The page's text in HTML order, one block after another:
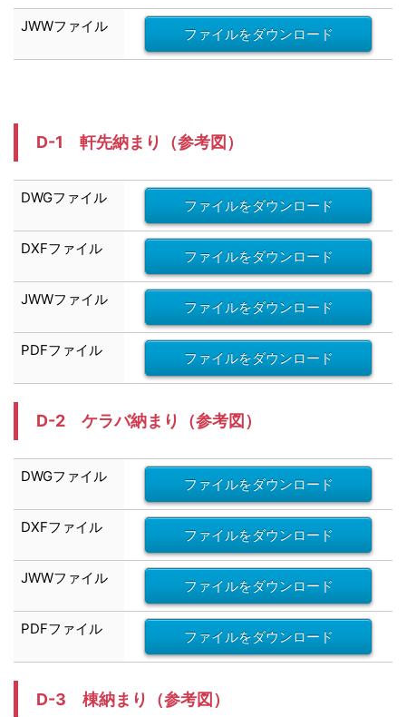
JWWファイル ファイルをダウンロード
D-1 軒先納まり （参考図）
DWGファイル ファイルをダウンロード
DXFファイル ファイルをダウンロード
JWWファイル ファイルをダウンロード
PDFファイル ファイルをダウンロード
D-2 ケラバ納まり （参考図）
DWGファイル ファイルをダウンロード
DXFファイル ファイルをダウンロード
JWWファイル ファイルをダウンロード
PDFファイル ファイルをダウンロード
D-3 棟納まり （参考図）